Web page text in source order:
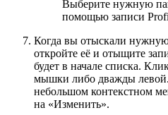
Выберите нужную
помощью записи
Когда вы отыскали
откройте её и отыщите
будет в начале списка.
мышки либо дважды
небольшом контекстном
на «Изменить».